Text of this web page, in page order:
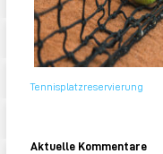
Tennisplatzreservierung
Aktuelle Kommentare